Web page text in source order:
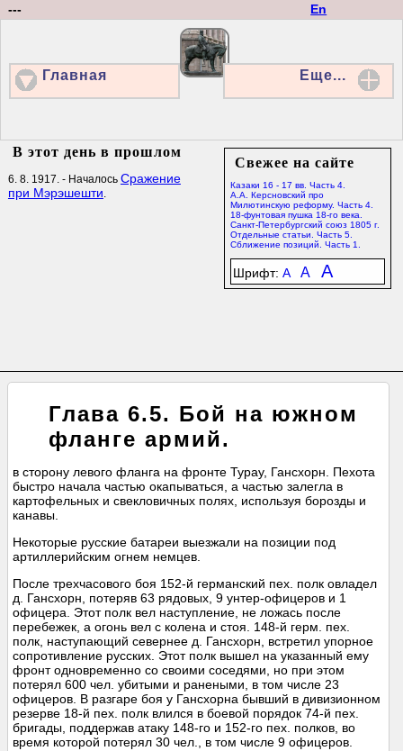
En
---
Главная Еще...
Свежее на сайте
Казаки 16 - 17 вв. Часть 4.
А.А. Керсновский про
Милютинскую реформу. Часть 4.
18-фунтовая пушка 18-го века.
Санкт-Петербургский союз 1805 г.
Отдельные статьи. Часть 5.
Сближение позиций. Часть 1.
Шрифт: A A A
В этот день в прошлом
6. 8. 1917. - Началось Сражение
при Мэрэшешти.
Глава 6.5. Бой на южном
фланге армий.
в сторону левого фланга на фронте Турау, Гансхорн. Пехота
быстро начала частью окапываться, а частью залегла в
картофельных и свекловичных полях, используя борозды и
канавы.
Некоторые русские батареи выезжали на позиции под
артиллерийским огнем немцев.
После трехчасового боя 152-й германский пех. полк овладел
д. Гансхорн, потеряв 63 рядовых, 9 унтер-офицеров и 1
офицера. Этот полк вел наступление, не ложась после
перебежек, а огонь вел с колена и стоя. 148-й герм. пех.
полк, наступающий севернее д. Гансхорн, встретил упорное
сопротивление русских. Этот полк вышел на указанный ему
фронт одновременно со своими соседями, но при этом
потерял 600 чел. убитыми и ранеными, в том числе 23
офицеров. В разгаре боя у Гансхорна бывший в дивизионном
резерве 18-й пех. полк влился в боевой порядок 74-й пех.
бригады, поддержав атаку 148-го и 152-го пех. полков, во
время которой потерял 30 чел., в том числе 9 офицеров.